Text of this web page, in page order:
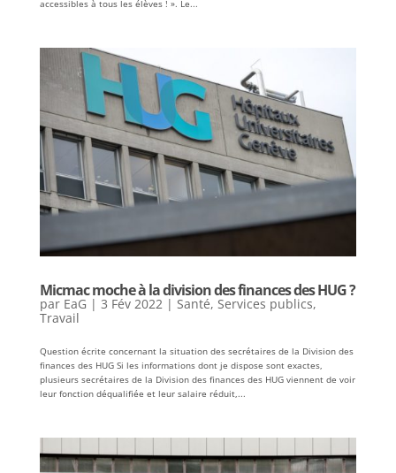
accessibles à tous les élèves ! ». Le...
Micmac moche à la division des finances des HUG ?
par EaG | 3 Fév 2022| Santé, Services publics,
Travail
Question écrite concernant la situation des secrétaires de la Division des
finances des HUG Si les informations dont je dispose sont exactes,
plusieurs secrétaires de la Division des finances des HUG viennent de voir
leur fonction déqualifiée et leur salaire réduit,...